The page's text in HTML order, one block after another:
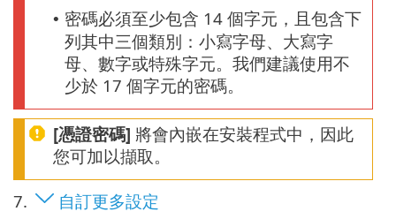
• 密碼必須至少包含 14 個字元，且包含下
列其中三個類別：小寫字母、大寫字
母、數字或特殊字元。我們建議使用不
少於 17 個字元的密碼。
[憑證密碼] 將會內嵌在安裝程式中，因此
您可加以擷取。
7.
自訂更多設定